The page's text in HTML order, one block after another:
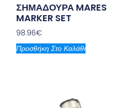
ΣΗΜΑΔΟΥΡΑ MARES
MARKER SET
98.96€
Προσθήκη Στο Καλάθι